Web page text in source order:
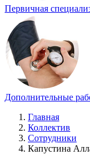
Первичная
Дополнительные
Главная
Коллектив
Сотрудники
Капустина